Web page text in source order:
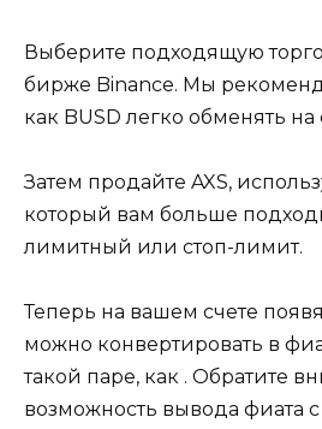
Выберите подходящую
бирже Binance. Мы
как BUSD легко обменять
Затем продайте AXS,
который вам больше
лимитный или стоп-лимит.
Теперь на вашем счете
можно конвертировать в
такой паре, как . Обратите
возможность вывода фиата